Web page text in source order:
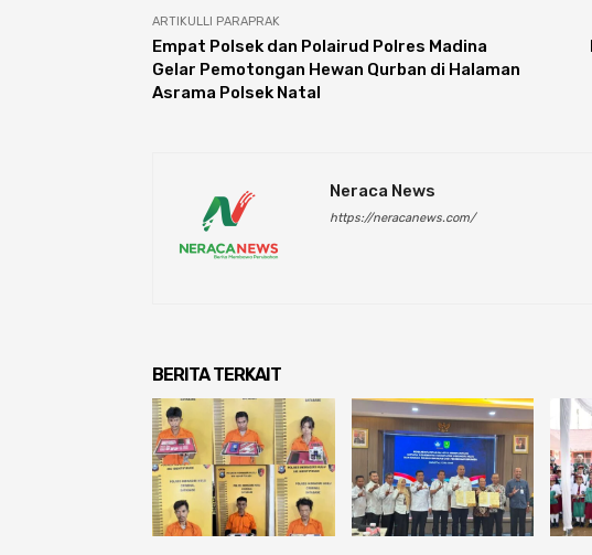
ARTIKULLI PARAPRAK
Empat Polsek dan Polairud Polres Madina
Gelar Pemotongan Hewan Qurban di Halaman
Asrama Polsek Natal
Neraca News
https://neracanews.com/
BERITA TERKAIT